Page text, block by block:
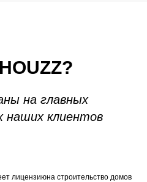
на главных
наших клиентов
лицензиюна строительство домов